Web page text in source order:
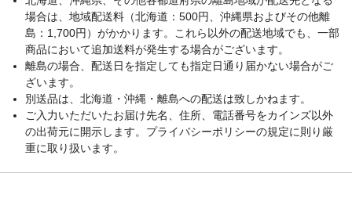
場合は、地域配送料（北海道：500円、沖縄県およびその他離
島：1,700円）がかかります。これら以外の配送地域でも、一部
商品において追加送料が発生する場合がございます。
離島の場合、配送日を指定しても指定日通り届かない場合がご
ざいます。
別送品は、北海道・沖縄・離島への配送は致しかねます。
ご入力いただいたお届け先名、住所、電話番号をカインズ以外
の出荷元に開示します。プライバシーポリシーの規定に則り厳
重に取り扱います。